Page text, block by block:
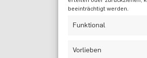
beeinträchtigt werden.
Funktional
Vorlieben